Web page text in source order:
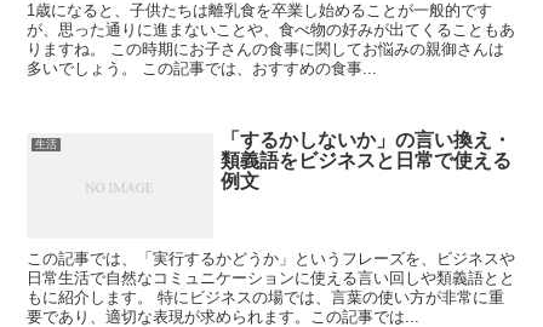
1歳になると、子供たちは離乳食を卒業し始めることが一般的です
が、思った通りに進まないことや、食べ物の好みが出てくることもあ
りますね。 この時期にお子さんの食事に関してお悩みの親御さんは
多いでしょう。 この記事では、おすすめの食事...
生活
「するかしないか」の言い換え・
類義語をビジネスと日常で使える
例文
この記事では、「実行するかどうか」というフレーズを、ビジネスや
日常生活で自然なコミュニケーションに使える言い回しや類義語とと
もに紹介します。 特にビジネスの場では、言葉の使い方が非常に重
要であり、適切な表現が求められます。この記事では...